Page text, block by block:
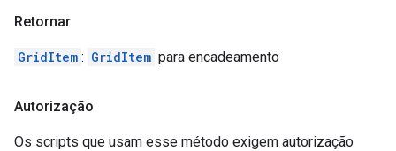
Retornar
GridItem : GridItem para encadeamento
Autorização
Os scripts que usam esse método exigem autorização